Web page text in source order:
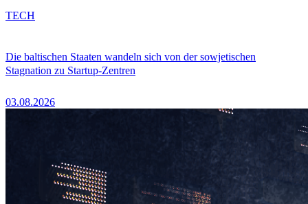
Die baltischen Staaten wandeln sich von der sowjetischen
Stagnation zu Startup-Zentren
03.08.2026
TECH